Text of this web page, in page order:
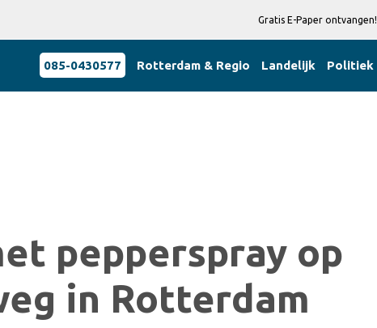
Gratis E-Paper ontvangen!
085-0430577 Rotterdam & Regio Landelijk Politiek
pepperspray op
in Rotterdam